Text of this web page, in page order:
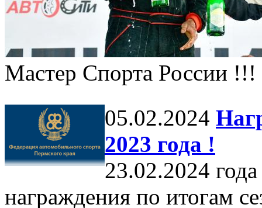
Мастер Спорта России !!!
05.02.2024
2023 года !
23.02.2024
награждения по итогам